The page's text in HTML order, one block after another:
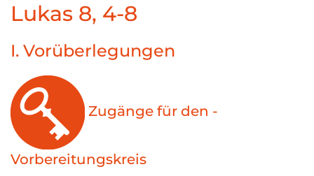
Lukas 8, 4-8
I. Vorüberlegungen
Zugänge für den ­
Vorbereitungskreis